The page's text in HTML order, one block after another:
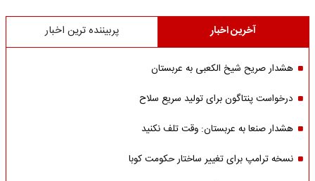
آخرین اخبار پربیننده ترین اخبار
هشدار صریح شیخ الکعبی به عربستان
درخواست پنتاگون برای تولید سریع سلاح
هشدار صنعا به عربستان: وقت تلف نکنید
نسخه ترامپ برای تغییر ساختار حکومت کوبا